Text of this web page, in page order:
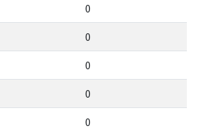
0
0
0
0
0